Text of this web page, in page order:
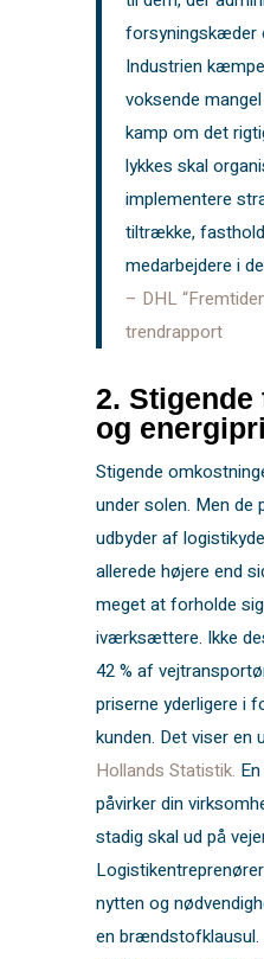
forsyningskæder
Industrien
voksende
kamp om det
lykkes skal
implementere
tiltrække,
medarbejdere i
– DHL
trendrapport
2.
og
Stigende
under solen. Men de
udbyder af
allerede højere end
meget at forholde
iværksættere. Ikke
42 % af
priserne yderligere i
kunden. Det viser en
Hollands Statistik.
påvirker din
stadig skal ud på
nytten og
en